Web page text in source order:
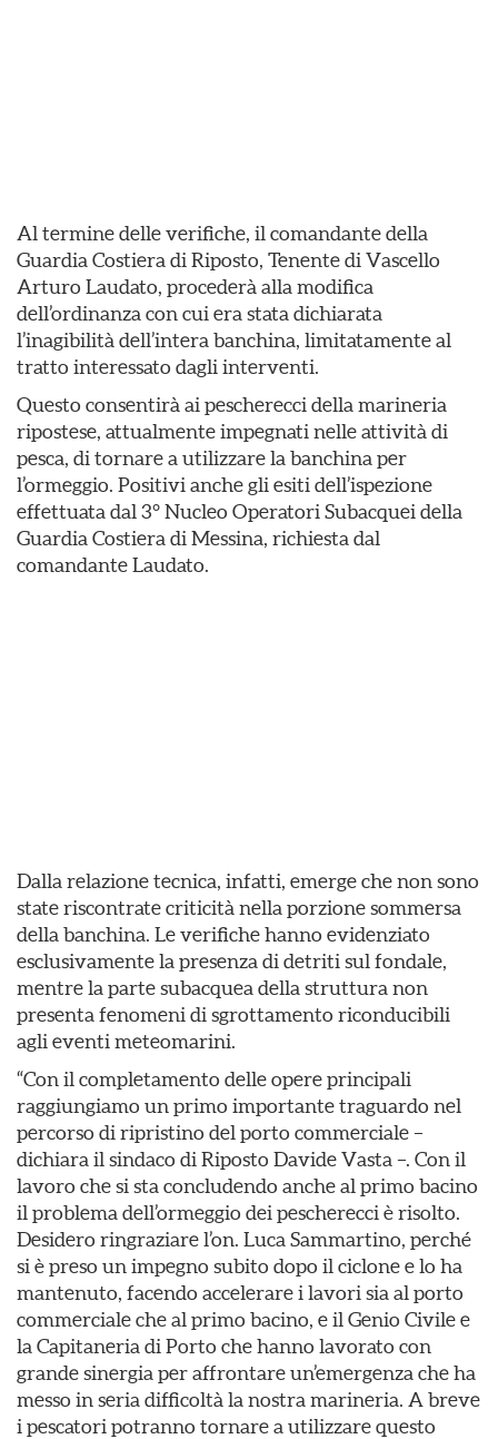
Al termine delle verifiche, il comandante della
Guardia Costiera di Riposto, Tenente di Vascello
Arturo Laudato, procederà alla modifica
dell’ordinanza con cui era stata dichiarata
l’inagibilità dell’intera banchina, limitatamente al
tratto interessato dagli interventi.
Questo consentirà ai pescherecci della marineria
ripostese, attualmente impegnati nelle attività di
pesca, di tornare a utilizzare la banchina per
l’ormeggio. Positivi anche gli esiti dell’ispezione
effettuata dal 3° Nucleo Operatori Subacquei della
Guardia Costiera di Messina, richiesta dal
comandante Laudato.
Dalla relazione tecnica, infatti, emerge che non sono
state riscontrate criticità nella porzione sommersa
della banchina. Le verifiche hanno evidenziato
esclusivamente la presenza di detriti sul fondale,
mentre la parte subacquea della struttura non
presenta fenomeni di sgrottamento riconducibili
agli eventi meteomarini.
“Con il completamento delle opere principali
raggiungiamo un primo importante traguardo nel
percorso di ripristino del porto commerciale –
dichiara il sindaco di Riposto Davide Vasta –. Con il
lavoro che si sta concludendo anche al primo bacino
il problema dell’ormeggio dei pescherecci è risolto.
Desidero ringraziare l’on. Luca Sammartino, perché
si è preso un impegno subito dopo il ciclone e lo ha
mantenuto, facendo accelerare i lavori sia al porto
commerciale che al primo bacino, e il Genio Civile e
la Capitaneria di Porto che hanno lavorato con
grande sinergia per affrontare un’emergenza che ha
messo in seria difficoltà la nostra marineria. A breve
i pescatori potranno tornare a utilizzare questo